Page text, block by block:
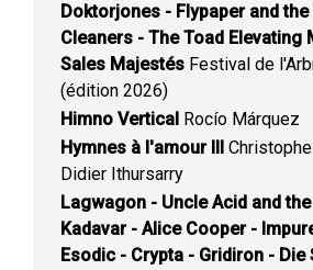
Doktorjones - Flypaper and
Cleaners - The Toad Elevating
Sales Majestés Festival de
(édition 2026)
Himno Vertical Rocío Márquez
Hymnes à l'amour III
Didier Ithursarry
Lagwagon - Uncle Acid and
Kadavar - Alice Cooper -
Esodic - Crypta - Gridiron - Die